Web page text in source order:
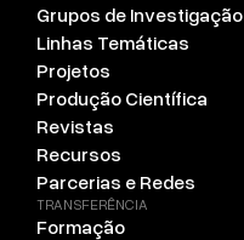
Grupos de Investigação
Linhas Temáticas
Projetos
Produção Científica
Revistas
Recursos
Parcerias e Redes
TRANSFERÊNCIA
Formação